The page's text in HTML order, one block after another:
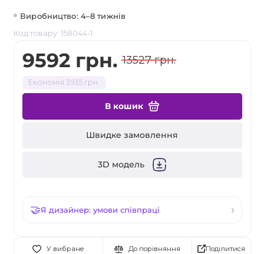
Виробництво: 4–8 тижнів
Код товару: 158044-1
9592 грн. 13527 грн.
Економія 3935 грн.
В кошик
Швидке замовлення
3D модель
Я дизайнер: умови співпраці
У вибране До порівняння Поділитися